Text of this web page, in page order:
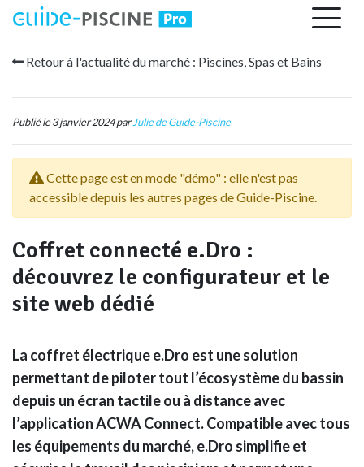
Retour à l'actualité du marché : Piscines, Spas et Bains
Publié le 3 janvier 2024 parJulie de Guide-Piscine
Cette page est en mode "démo" : elle n'est pas
accessible depuis les autres pages de Guide-Piscine.
Coffret connecté e.Dro :
découvrez le configurateur et le
site web dédié
La coffret électrique e.Dro est une solution
permettant de piloter tout l’écosystème du bassin
depuis un écran tactile ou à distance avec
l’application ACWA Connect. Compatible avec tous
les équipements du marché, e.Dro simplifie et